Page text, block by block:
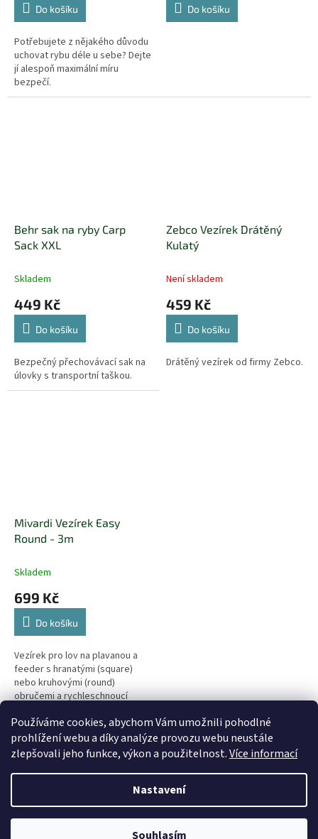
Používáme cookies, abychom Vám umožnili pohodlné
prohlížení webu a díky analýze provozu webu neustále
zlepšovali jeho funkce, výkon a použitelnost.Více informací
Nastavení
Souhlasím
Do košíku
Potřebujete z nějakého důvodu
uchovat rybu déle u sebe? Dejte
jí alespoň maximální míru
bezpečí.
Do košíku
Behr sak na ryby Carp
Sack XXL
Skladem
449 Kč
Do košíku
Bezpečný přechovávací sak na
úlovky s transportní taškou.
Zebco Vezírek Drátěný
Kulatý
Není skladem
459 Kč
Do košíku
Drátěný vezírek od firmy Zebco.
Mivardi Vezírek Easy
Round - 3m
Skladem
699 Kč
Do košíku
Vezírek pro lov na plavanou a
feeder s hranatými (square)
nebo kruhovými (round)
obručemi a rychleschnoucí
O
v
l
á
d
a
c
í
9položek celkem
Vytvořil Shoptet
AZFISH.CZ. Všechna práva vyhrazena.